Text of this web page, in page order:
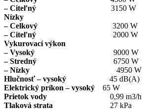
– Citeľný 3150 W
Nízky
– Celkový 3200 W
– Citeľný 2000 W
Vykurovací výkon
– Vysoký 9000 W
– Stredný 6750 W
– Nízky
4950 W
Hlučnosť – vysoký 45 dB(A)
Elektrický príkon – vysoký 65 W
Prietok vody 0,99 m3/h
Tlaková strata 27 kPa